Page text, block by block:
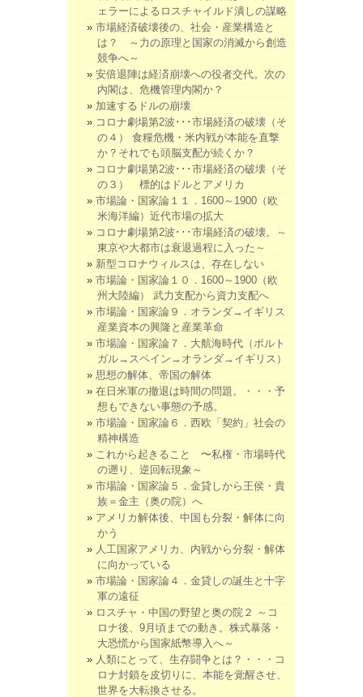
ェラーによるロスチャイルド潰しの謀略
市場経済破壊後の、社会・産業構造と
は？ ～力の原理と国家の消滅から創造
競争へ～
安倍退陣は経済崩壊への役者交代。次の
内閣は、危機管理内閣か？
加速するドルの崩壊
コロナ劇場第2波･･･市場経済の破壊（そ
の４） 食糧危機・米内戦が本能を直撃
か？それでも頭脳支配が続くか？
コロナ劇場第2波･･･市場経済の破壊（そ
の３） 標的はドルとアメリカ
市場論・国家論１１．1600～1900（欧
米海洋編）近代市場の拡大
コロナ劇場第2波･･･市場経済の破壊。～
東京や大都市は衰退過程に入った～
新型コロナウィルスは、存在しない
市場論・国家論１０．1600～1900（欧
州大陸編） 武力支配から資力支配へ
市場論・国家論９．オランダ→イギリス
産業資本の興隆と産業革命
市場論・国家論７．大航海時代（ポルト
ガル→スペイン→オランダ→イギリス）
思想の解体、帝国の解体
在日米軍の撤退は時間の問題。・・・予
想もできない事態の予感。
市場論・国家論６．西欧「契約」社会の
精神構造
これから起きること 〜私権・市場時代
の遡り、逆回転現象～
市場論・国家論５．金貸しから王侯・貴
族＝金主（奥の院）へ
アメリカ解体後、中国も分裂・解体に向
かう
人工国家アメリカ、内戦から分裂・解体
に向かっている
市場論・国家論４．金貸しの誕生と十字
軍の遠征
ロスチャ・中国の野望と奥の院２ ～コ
ロナ後、9月頃までの動き。株式暴落・
大恐慌から国家紙幣導入へ～
人類にとって、生存闘争とは？・・・コ
ロナ封鎖を皮切りに、本能を覚醒させ、
世界を大転換させる。